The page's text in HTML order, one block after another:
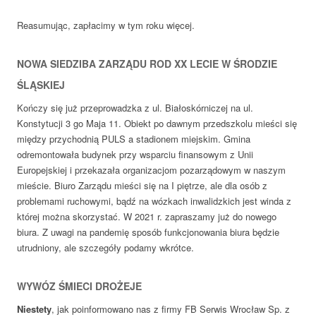
Reasumując, zapłacimy w tym roku więcej.
NOWA SIEDZIBA ZARZĄDU ROD XX LECIE W ŚRODZIE
ŚLĄSKIEJ
Kończy się już przeprowadzka z ul. Białoskórniczej na ul.
Konstytucji 3 go Maja 11. Obiekt po dawnym przedszkolu mieści się
między przychodnią PULS a stadionem miejskim. Gmina
odremontowała budynek przy wsparciu finansowym z Unii
Europejskiej i przekazała organizacjom pozarządowym w naszym
mieście. Biuro Zarządu mieści się na I piętrze, ale dla osób z
problemami ruchowymi, bądź na wózkach inwalidzkich jest winda z
której można skorzystać. W 2021 r. zapraszamy już do nowego
biura. Z uwagi na pandemię sposób funkcjonowania biura będzie
utrudniony, ale szczegóły podamy wkrótce.
WYWÓZ ŚMIECI DROŻEJE
Niestety, jak poinformowano nas z firmy FB Serwis Wrocław Sp. z